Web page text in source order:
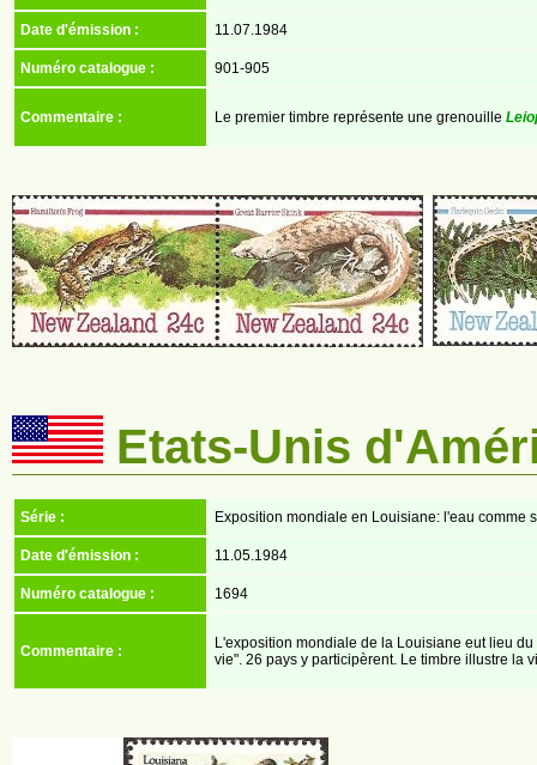
Date d'émission : 11.07.1984
Numéro catalogue : 901-905
Commentaire : Le premier timbre représente une grenouille
Etats-Unis
Série : Exposition mondiale en Louisiane: l'eau comme
Date d'émission : 11.05.1984
Numéro catalogue : 1694
Commentaire :
L'exposition mondiale de la Louisiane eut lieu
vie". 26 pays y participèrent. Le timbre illustre la